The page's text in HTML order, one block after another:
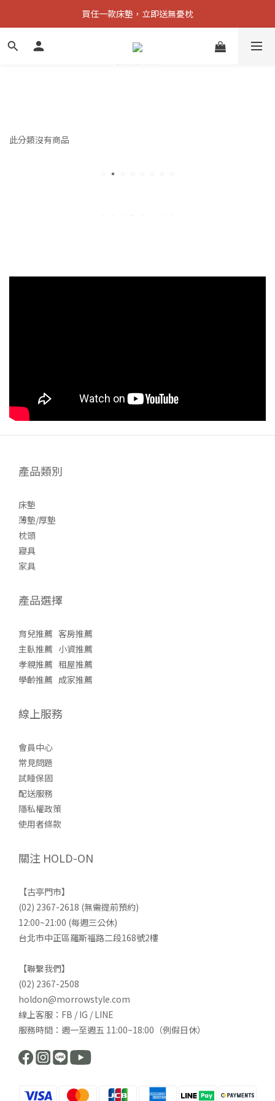
購買指定床款，現折2000元
買任一款床墊，立即送無憂枕
購買指定床款，現折2000元
此分類沒有商品
產品類別
床墊
薄墊/厚墊
枕頭
寢具
家具
產品選擇
育兒推薦 客房推薦
主臥推薦 小資推薦
孝親推薦 租屋推薦
學齡推薦 成家推薦
線上服務
會員中心
常見問題
試睡保固
配送服務
隱私權政策
使用者條款
關注 HOLD-ON
【古亭門市】
(02) 2367-2618 (無需提前預約)
12:00~21:00 (每週三公休)
台北市中正區羅斯福路二段168號2樓
【聯繫我們】
(02) 2367-2508
holdon@morrowstyle.com
線上客服：FB / IG / LINE
服務時間：週一至週五 11:00~18:00（例假日休）